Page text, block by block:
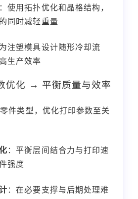
：使用拓扑优化和晶格结构，
同时减轻重量
注塑模具设计随形冷却流
生产效率
优化 → 平衡质量与效率
件类型，优化打印参数至关
：平衡层间结合力与打印速
强度
：在必要支撑与后期处理难